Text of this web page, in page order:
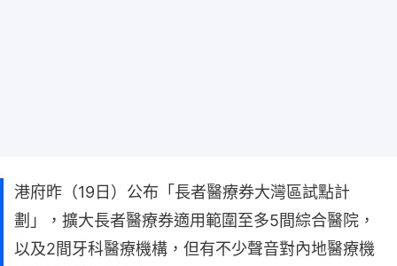
港府昨（19日）公布「長者醫療券大灣區試點計
劃」，擴大長者醫療券適用範圍至多5間綜合醫院，
以及2間牙科醫療機構，但有不少聲音對內地醫療機